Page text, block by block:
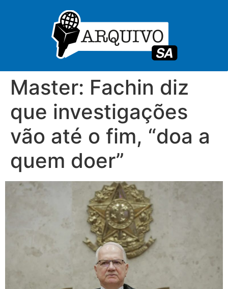
Master: Fachin diz
que investigações
vão até o fim, “doa a
quem doer”